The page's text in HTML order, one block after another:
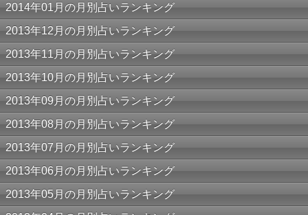
2014年01月の月別占いランキング
2013年12月の月別占いランキング
2013年11月の月別占いランキング
2013年10月の月別占いランキング
2013年09月の月別占いランキング
2013年08月の月別占いランキング
2013年07月の月別占いランキング
2013年06月の月別占いランキング
2013年05月の月別占いランキング